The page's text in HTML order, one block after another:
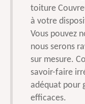
toiture
à votre
Vous pouvez
nous serons
sur mesure.
savoir-faire
adéquat pour
efficaces.